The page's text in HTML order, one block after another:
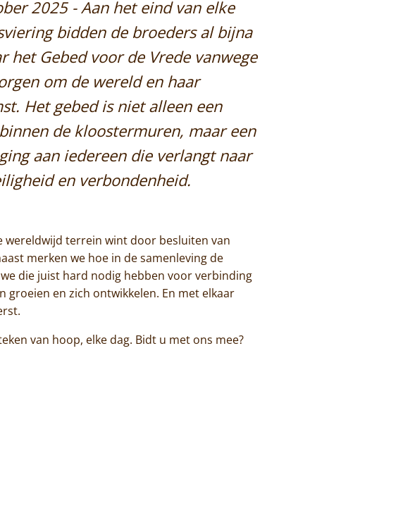
2025 - Aan het eind van elke
bidden de broeders al bijna
het Gebed voor de Vrede vanwege
om de wereld en haar
Het gebed is niet alleen een
de kloostermuren, maar een
aan iedereen die verlangt naar
en verbondenheid.
wereldwijd terrein wint door besluiten van
merken we hoe in de samenleving de
die juist hard nodig hebben voor verbinding
en zich ontwikkelen. En met elkaar
van hoop, elke dag. Bidt u met ons mee?